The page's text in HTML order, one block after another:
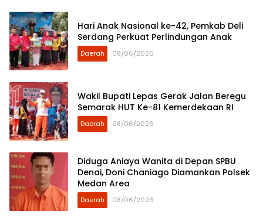
Hari Anak Nasional ke-42, Pemkab Deli
Serdang Perkuat Perlindungan Anak
Daerah 08/06/2026
Wakil Bupati Lepas Gerak Jalan Beregu
Semarak HUT Ke-81 Kemerdekaan RI
Daerah 08/06/2026
Diduga Aniaya Wanita di Depan SPBU
Denai, Doni Chaniago Diamankan Polsek
Medan Area
Daerah 08/06/2026